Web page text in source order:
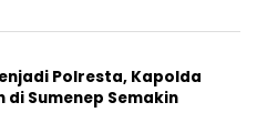
Polresta, Kapolda
Sumenep Semakin